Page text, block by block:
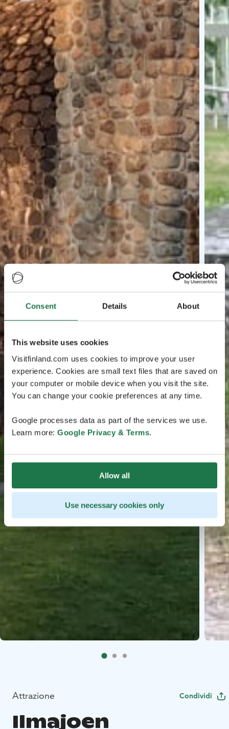
Consent Details About
This website uses cookies
Visitfinland.com uses cookies to improve your user
experience. Cookies are small text files that are saved on
your computer or mobile device when you visit the site.
You can change your cookie preferences at any time.
Google processes data as part of the services we use.
Learn more: Google Privacy & Terms.
Allow all
Use necessary cookies only
Attrazione Condividi
Ilmajoen